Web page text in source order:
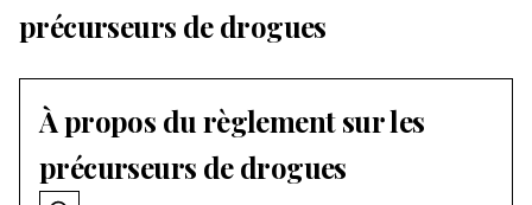
précurseurs de drogues
À propos du règlement sur les
précurseurs de drogues